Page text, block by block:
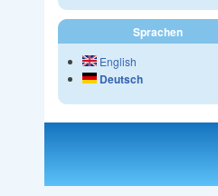
Sprachen
English
Deutsch